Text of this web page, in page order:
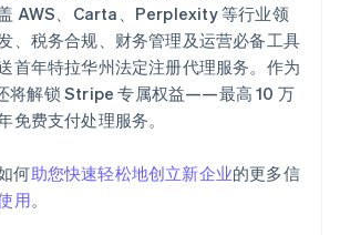
AWS、Carta、Perplexity 等行业领
、税务合规、财务管理及运营必备工具
首年特拉华州法定注册代理服务。作为
将解锁 Stripe 专属权益——最高 10 万
免费支付处理服务。
何助您快速轻松地创立新企业的更多信
用。